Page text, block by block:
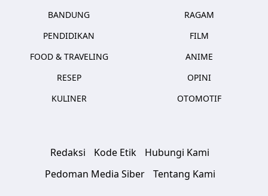
BANDUNG
PENDIDIKAN
FOOD & TRAVELING
RESEP
KULINER
RAGAM
FILM
ANIME
OPINI
OTOMOTIF
Redaksi Kode Etik
Hubungi Kami
Pedoman Media Siber
Tentang Kami